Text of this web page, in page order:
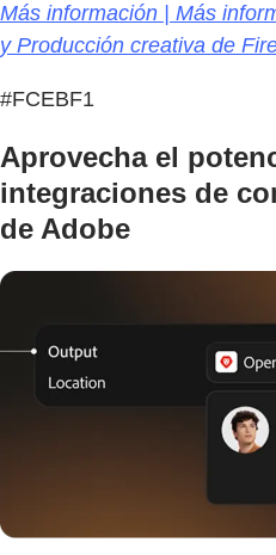
Más información | Más
y Producción creativa de
#FCEBF1
Aprovecha el
integraciones de
de Adobe